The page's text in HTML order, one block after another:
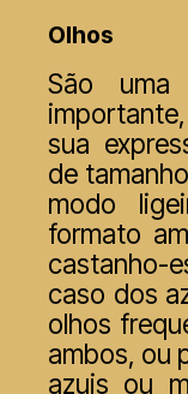
Olhos
São uma
sua
de
modo
formato
caso dos
olhos
ambos, ou
azuis ou